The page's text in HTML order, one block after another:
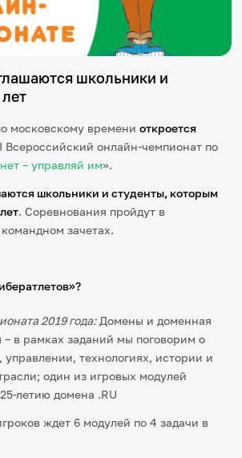
Задать вопрос
школьники и
московскому времениоткроется
Всероссийский онлайн-чемпионат по
– управляй им».
школьники и студенты, которым
. Соревнования пройдут в
зачетах.
2019 года:Домены и доменная
– в рамках заданий мы поговорим о
управлении, технологиях, истории и
один из игровых модулей
летию домена .RU
ждет 6 модулей по 4 задачи в